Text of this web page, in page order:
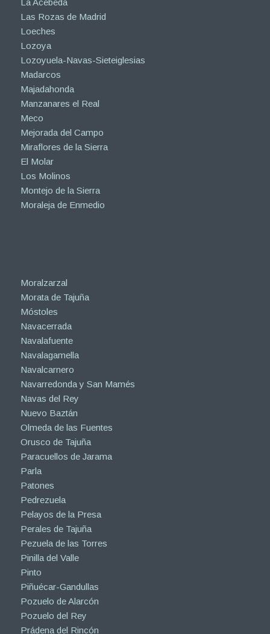
Las Rozas de Madrid
Loeches
Lozoya
Lozoyuela-Navas-Sieteiglesias
Madarcos
Majadahonda
Manzanares el Real
Meco
Mejorada del Campo
Miraflores de la Sierra
El Molar
Los Molinos
Montejo de la Sierra
Moraleja de Enmedio
Moralzarzal
Morata de Tajuña
Móstoles
Navacerrada
Navalafuente
Navalagamella
Navalcarnero
Navarredonda y San Mamés
Navas del Rey
Nuevo Baztán
Olmeda de las Fuentes
Orusco de Tajuña
Paracuellos de Jarama
Parla
Patones
Pedrezuela
Pelayos de la Presa
Perales de Tajuña
Pezuela de las Torres
Pinilla del Valle
Pinto
Piñuécar-Gandullas
Pozuelo de Alarcón
Pozuelo del Rey
Prádena del Rincón